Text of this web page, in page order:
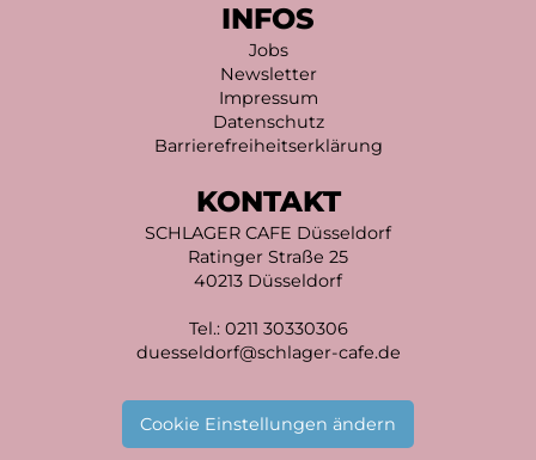
INFOS
Jobs
Newsletter
Impressum
Datenschutz
Barrierefreiheitserklärung
KONTAKT
SCHLAGER CAFE Düsseldorf
Ratinger Straße 25
40213 Düsseldorf
Tel.: 0211 30330306
duesseldorf@schlager-cafe.de
Cookie Einstellungen ändern